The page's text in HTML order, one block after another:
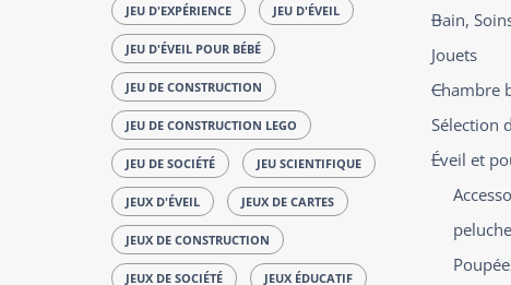
JEU D'EXPÉRIENCE JEU D'ÉVEIL
JEU D'ÉVEIL POUR BÉBÉ
JEU DE CONSTRUCTION
JEU DE CONSTRUCTION LEGO
JEU DE SOCIÉTÉ JEU SCIENTIFIQUE
JEUX D'ÉVEIL JEUX DE CARTES
JEUX DE CONSTRUCTION
JEUX DE SOCIÉTÉ JEUX ÉDUCATIF
Bain,
Jouets
Chambre
Sélection
Éveil et